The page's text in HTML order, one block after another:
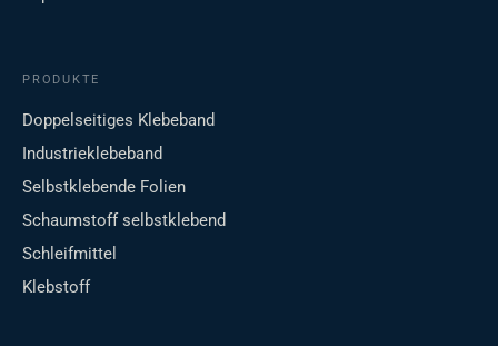
PRODUKTE
Doppelseitiges Klebeband
Industrieklebeband
Selbstklebende Folien
Schaumstoff selbstklebend
Schleifmittel
Klebstoff